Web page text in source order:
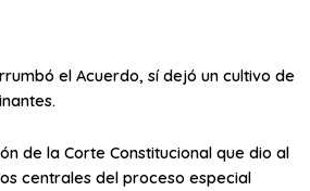
el Acuerdo, sí dejó un cultivo de
de la Corte Constitucional que dio al
centrales del proceso especial